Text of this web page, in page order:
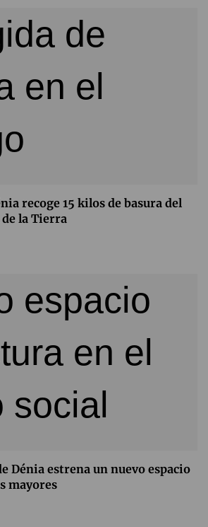
recoge 15 kilos de basura del
la Tierra
Dénia estrena un nuevo espacio
mayores